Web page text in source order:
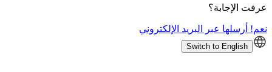
عرفت الإجابة؟
نعم! أرسلها عبر البريد الإلكتروني
Switch to English